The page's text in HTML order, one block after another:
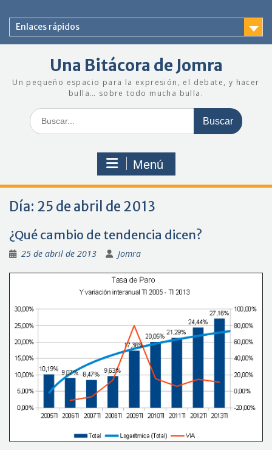
contenido
Enlaces rápidos
Una Bitácora de Jomra
Un pequeño espacio para la expresión, el debate, y hacer
bulla… sobre todo mucha bulla.
Buscar:
Menú
Día: 25 de abril de 2013
¿Qué cambio de tendencia dicen?
25 de abril de 2013 Jomra